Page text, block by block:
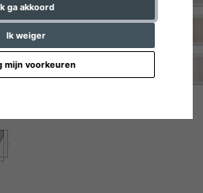
ga akkoord
Ik weiger
mijn voorkeuren